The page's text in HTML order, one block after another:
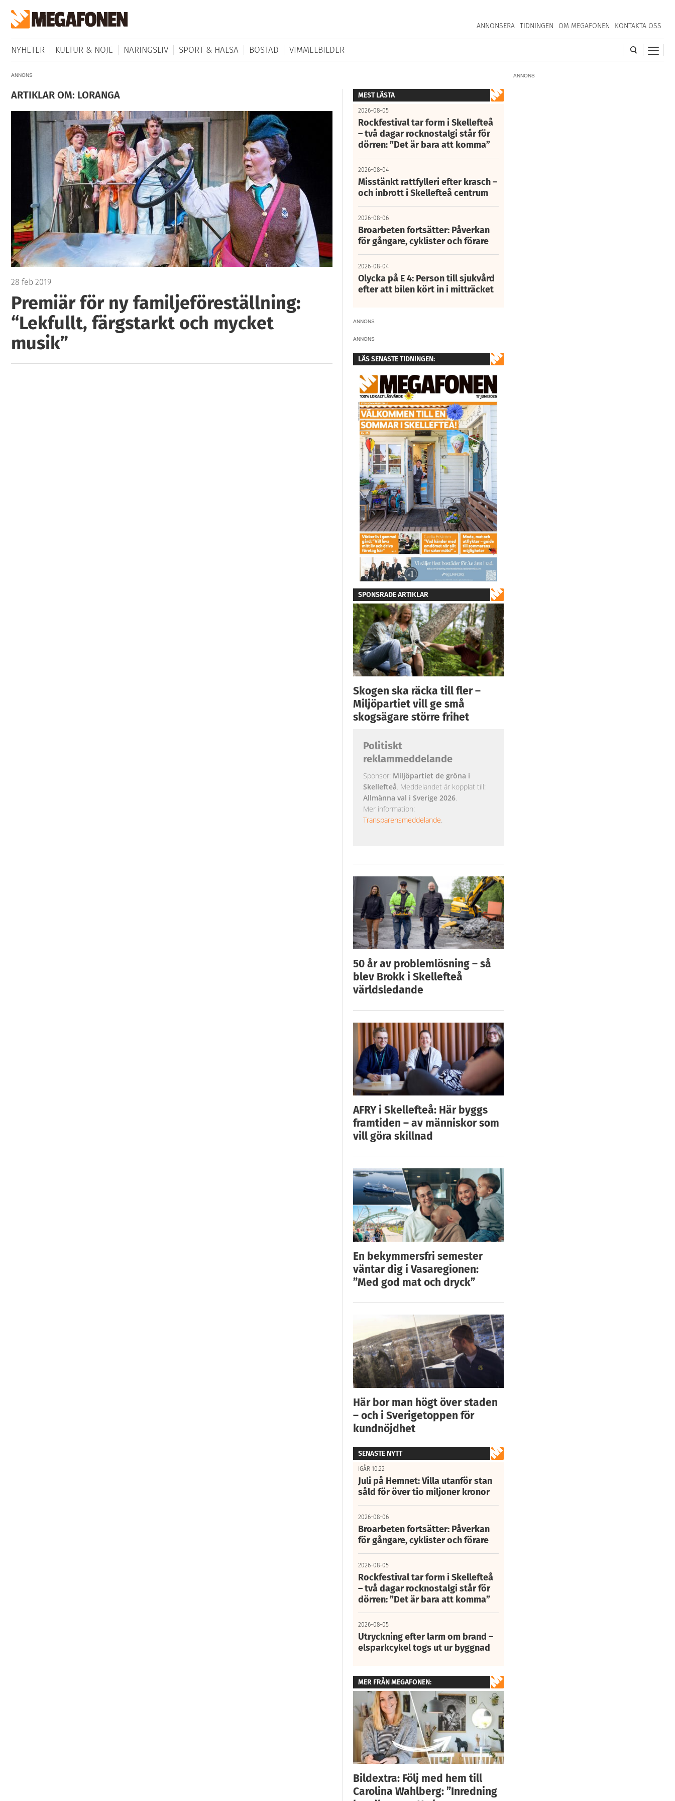
ANNONSERA TIDNINGEN OM MEGAFONEN KONTAKTA OSS
NYHETER KULTUR & NÖJE NÄRINGSLIV SPORT & HÄLSA BOSTAD VIMMELBILDER
ANNONS
ANNONS
ARTIKLAR OM: LORANGA
28 feb 2019
Premiär för ny familjeföreställning:
“Lekfullt, färgstarkt och mycket
musik”
MEST LÄSTA
2026-08-05
Rockfestival tar form i Skellefteå
– två dagar rocknostalgi står för
dörren: ”Det är bara att komma”
2026-08-04
Misstänkt rattfylleri efter krasch –
och inbrott i Skellefteå centrum
2026-08-06
Broarbeten fortsätter: Påverkan
för gångare, cyklister och förare
2026-08-04
Olycka på E 4: Person till sjukvård
efter att bilen kört in i mitträcket
ANNONS
ANNONS
LÄS SENASTE TIDNINGEN:
SPONSRADE ARTIKLAR
Skogen ska räcka till fler –
Miljöpartiet vill ge små
skogsägare större frihet
Politiskt
reklammeddelande
Sponsor: Miljöpartiet de gröna i
Skellefteå. Meddelandet är kopplat till:
Allmänna val i Sverige 2026.
Mer information:
Transparensmeddelande.
50 år av problemlösning – så
blev Brokk i Skellefteå
världsledande
AFRY i Skellefteå: Här byggs
framtiden – av människor som
vill göra skillnad
En bekymmersfri semester
väntar dig i Vasaregionen:
”Med god mat och dryck”
Här bor man högt över staden
– och i Sverigetoppen för
kundnöjdhet
SENASTE NYTT
IGÅR 10:22
Juli på Hemnet: Villa utanför stan
såld för över tio miljoner kronor
2026-08-06
Broarbeten fortsätter: Påverkan
för gångare, cyklister och förare
2026-08-05
Rockfestival tar form i Skellefteå
– två dagar rocknostalgi står för
dörren: ”Det är bara att komma”
2026-08-05
Utryckning efter larm om brand –
elsparkcykel togs ut ur byggnad
MER FRÅN MEGAFONEN:
Bildextra: Följ med hem till
Carolina Wahlberg: ”Inredning